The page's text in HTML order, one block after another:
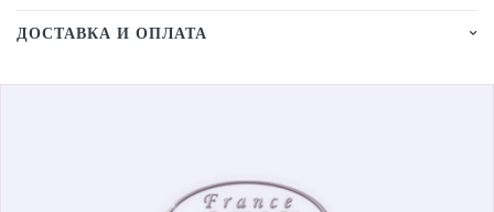
ДОСТАВКА И ОПЛАТА